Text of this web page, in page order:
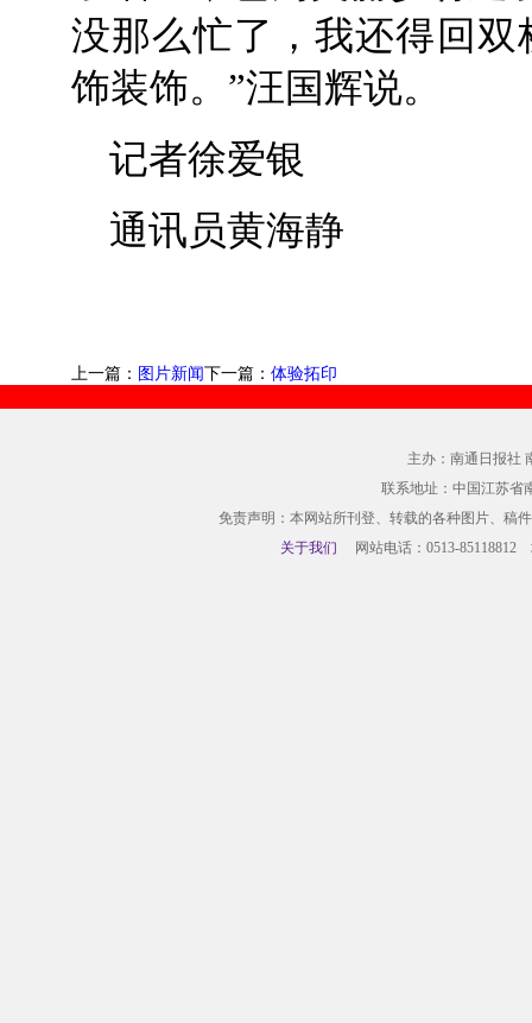
没那么忙了，我还得回
饰装饰。”汪国辉说。
记者徐爱银
通讯员黄海静
上一篇： 图片新闻下一篇： 体验拓印
主办：南通日报社
联系地址：中国江苏省
免责声明：本网站所刊登、转载的各种图片、稿
关于我们 网站电话：0513-85118812